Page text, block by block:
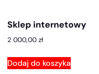
Sklep internetowy
2 000,00 zł
Dodaj do koszyka